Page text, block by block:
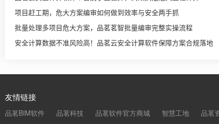
项目赶工期，危大方案编审如何做到效率与安全两手抓
批量处理多项目危大方案，品茗茗智批量编审完整实操流程
安全计算数据不准风险高！品茗云安全计算软件保障方案合规落地
友情链接
品茗BIM软件 品茗科技 品茗软件官方商城 智慧工地 品茗